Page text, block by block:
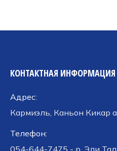
КОНТАКТНАЯ ИНФОРМАЦИЯ
Адрес:
Кармиэль, Каньон Кикар
Телефон:
054-644-7475 - р. Эли